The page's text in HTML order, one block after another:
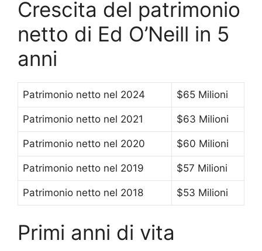
Crescita del patrimonio
netto di Ed O’Neill in 5
anni
Patrimonio netto nel 2024 $65 Milioni
Patrimonio netto nel 2021 $63 Milioni
Patrimonio netto nel 2020 $60 Milioni
Patrimonio netto nel 2019 $57 Milioni
Patrimonio netto nel 2018 $53 Milioni
Primi anni di vita